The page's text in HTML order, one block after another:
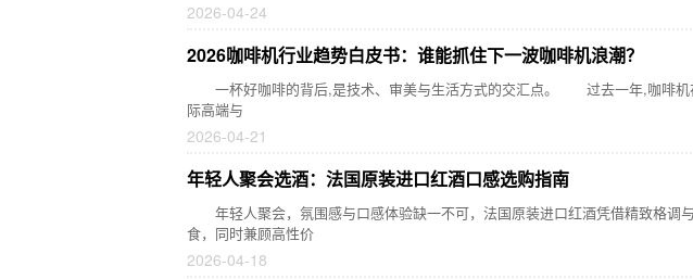
2026-04-24
2026咖啡机行业趋势白皮书：谁能抓住下一波咖啡机浪潮？
一杯好咖啡的背后,是技术、审美与生活方式的交汇点。 过去一年,咖啡机
际高端与
2026-04-21
年轻人聚会选酒：法国原装进口红酒口感选购指南
年轻人聚会，氛围感与口感体验缺一不可，法国原装进口红酒凭借精致格调
食，同时兼顾高性价
2026-04-18